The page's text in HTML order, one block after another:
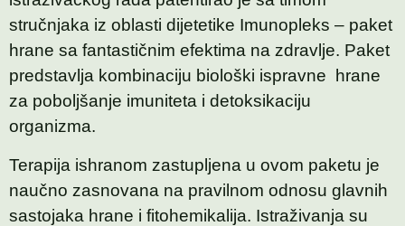
stručnjaka iz oblasti dijetetike Imunopleks – paket
hrane sa fantastičnim efektima na zdravlje. Paket
predstavlja kombinaciju biološki ispravne hrane
za poboljšanje imuniteta i detoksikaciju
organizma.
Terapija ishranom zastupljena u ovom paketu je
naučno zasnovana na pravilnom odnosu glavnih
sastojaka hrane i fitohemikalija. Istraživanja su